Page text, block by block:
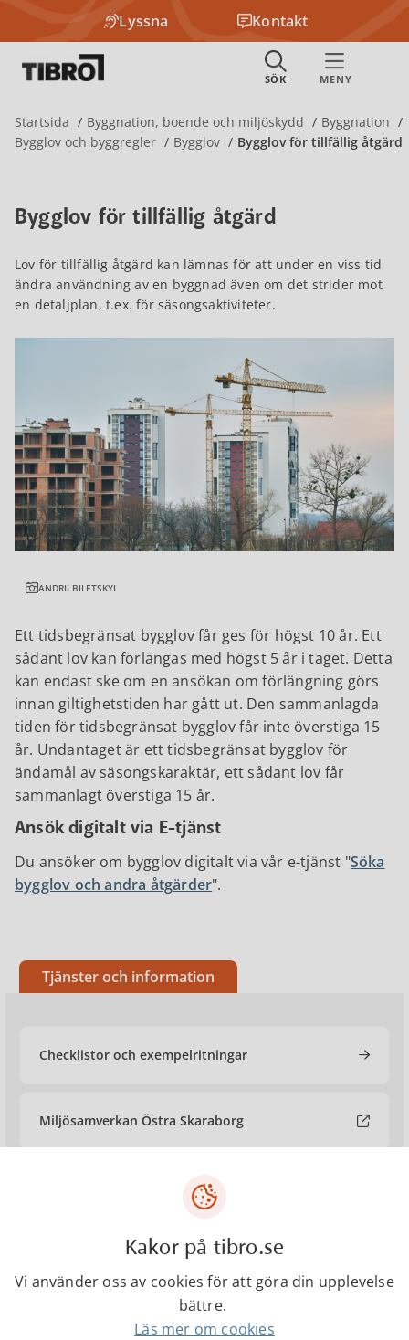
Lyssna Kontakt
Startsida Byggnation, boende och miljöskydd
Byggnation
Bygglov och byggregler
Bygglov Bygglov för tillfällig åtgärd
Bygglov för tillfällig åtgärd
Lov för tillfällig åtgärd kan lämnas för att under en viss tid
ändra användning av en byggnad även om det strider mot
en detaljplan, t.ex. för säsongsaktiviteter.
ANDRII BILETSKYI
Ett tidsbegränsat bygglov får ges för högst 10 år. Ett
sådant lov kan förlängas med högst 5 år i taget. Detta
kan endast ske om en ansökan om förlängning görs
innan giltighetstiden har gått ut. Den sammanlagda
tiden för tidsbegränsat bygglov får inte överstiga 15
år. Undantaget är ett tidsbegränsat bygglov för
ändamål av säsongskaraktär, ett sådant lov får
sammanlagt överstiga 15 år.
Ansök digitalt via E-tjänst
Du ansöker om bygglov digitalt via vår e-tjänst "Söka
bygglov och andra åtgärder".
Tjänster och information
Checklistor och exempelritningar
Miljösamverkan Östra Skaraborg
Om bygglov för byggnader på Boverket.se
Folder - Klipp din häckKakor på tibro.se
Vi använder oss av cookies för att göra din upplevelse
bättre.
Läs mer om cookies